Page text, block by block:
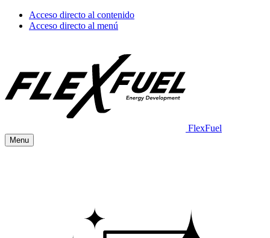
Acceso directo al contenido
Acceso directo al menú
FlexFuel
Menu